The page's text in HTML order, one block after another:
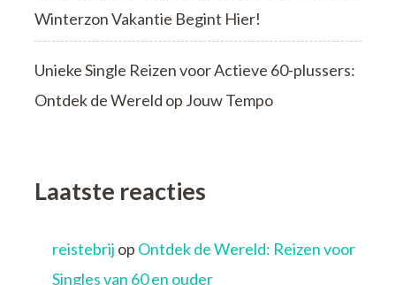
Winterzon Vakantie Begint Hier!
Unieke Single Reizen voor Actieve 60-plussers:
Ontdek de Wereld op Jouw Tempo
Laatste reacties
reistebrij op Ontdek de Wereld: Reizen voor
Singles van 60 en ouder